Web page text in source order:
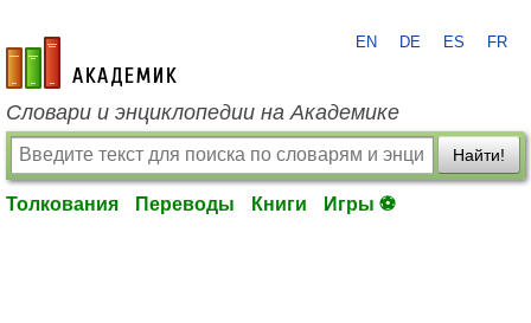
academic.ru
EN DE ES FR
Словари и энциклопедии на Академике
Найти!
Толкования Переводы Книги Игры ⚽